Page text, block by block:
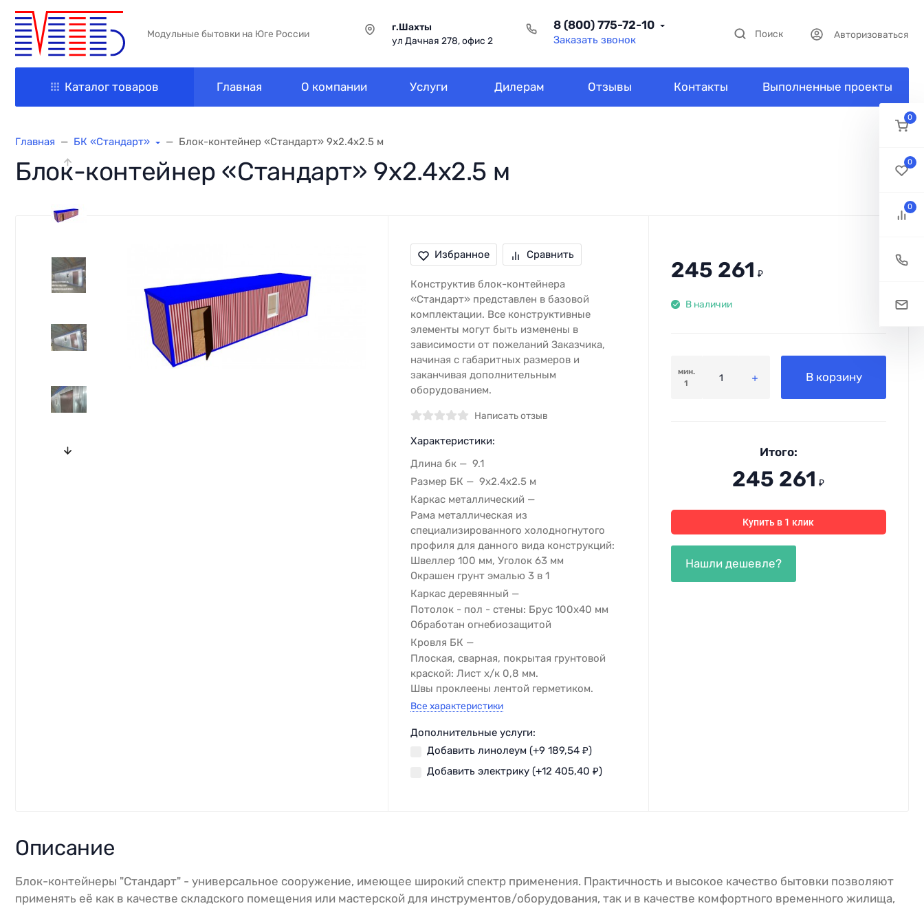
Модульные бытовки на Юге России
г.Шахты
ул Дачная 278, офис 2
8 (800) 775-72-10
Заказать звонок Поиск Авторизоваться
Каталог товаров Главная О компании Услуги Дилерам Отзывы Контакты Выполненные проекты
Главная БК «Стандарт» Блок-контейнер «Стандарт» 9х2.4х2.5 м
Блок-контейнер «Стандарт» 9х2.4х2.5 м
Избранное Сравнить
Конструктив блок-контейнера
«Стандарт» представлен в базовой
комплектации. Все конструктивные
элементы могут быть изменены в
зависимости от пожеланий Заказчика,
начиная с габаритных размеров и
заканчивая дополнительным
оборудованием.
Написать отзыв
Характеристики:
Длина бк
9.1
Размер БК
9х2.4х2.5 м
Каркас металлический
Рама металлическая из
специализированного холодногнутого
профиля для данного вида конструкций:
Швеллер 100 мм, Уголок 63 мм
Окрашен грунт эмалью 3 в 1
Каркас деревянный
Потолок - пол - стены: Брус 100х40 мм
Обработан огнебиозащитой
Кровля БК
Плоская, сварная, покрытая грунтовой
краской: Лист х/к 0,8 мм.
Швы проклеены лентой герметиком.
Все характеристики
Дополнительные услуги:
Добавить линолеум (+9 189,54 ₽)
Добавить электрику (+12 405,40 ₽)
245 261 ₽
В наличии
мин.
1
В корзину
Итого:
245 261 ₽
Купить в 1 клик
Описание
Блок-контейнеры "Стандарт" - универсальное сооружение, имеющее широкий спектр применения. Практичность и высокое качество бытовки позволяют
применять её как в качестве складского помещения или мастерской для инструментов/оборудования, так и в качестве комфортного временного жилища,
0
0
0